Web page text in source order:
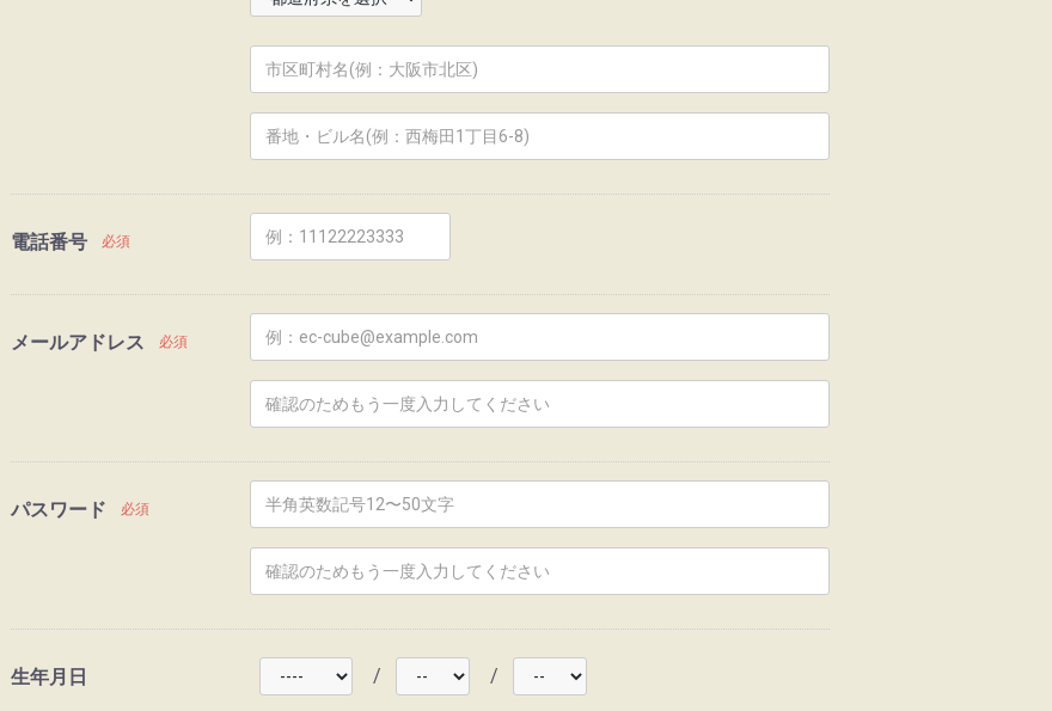
電話番号 必須
メールアドレス 必須
パスワード 必須
生年月日 / /